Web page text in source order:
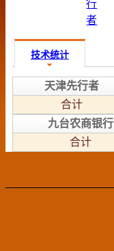
技术统计
天津先行者
合计
九台农商银行
合计